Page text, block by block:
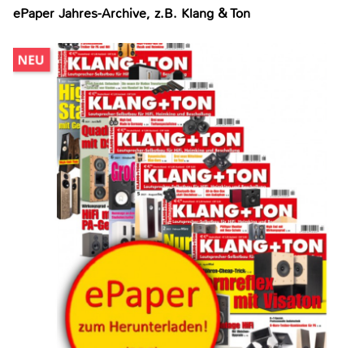
ePaper Jahres-Archive, z.B. Klang & Ton